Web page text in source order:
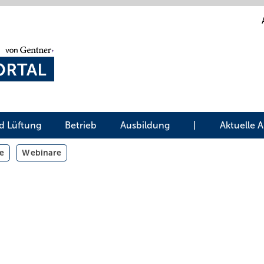
Lüftung Betrieb Ausbildung Aktuelle
Webinare